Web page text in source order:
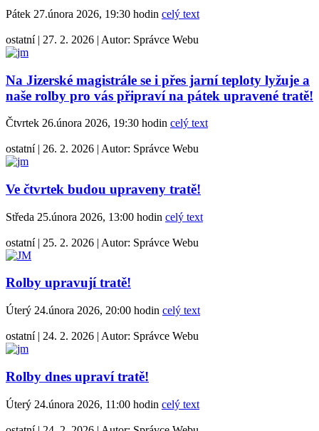
Pátek 27.února 2026, 19:30 hodin celý text
ostatní | 27. 2. 2026 | Autor: Správce Webu
Na Jizerské magistrále se i přes jarní teploty lyžuje a
naše rolby pro vás připraví na pátek upravené tratě!
Čtvrtek 26.února 2026, 19:30 hodin celý text
ostatní | 26. 2. 2026 | Autor: Správce Webu
Ve čtvrtek budou upraveny tratě!
Středa 25.února 2026, 13:00 hodin celý text
ostatní | 25. 2. 2026 | Autor: Správce Webu
Rolby upravují tratě!
Úterý 24.února 2026, 20:00 hodin celý text
ostatní | 24. 2. 2026 | Autor: Správce Webu
Rolby dnes upraví tratě!
Úterý 24.února 2026, 11:00 hodin celý text